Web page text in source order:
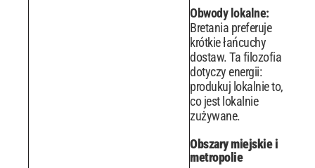
Obwody lokalne:
Bretania preferuje
krótkie łańcuchy
dostaw. Ta filozofia
dotyczy energii:
produkuj lokalnie to,
co jest lokalnie
zużywane.
Obszary miejskie i
metropolie